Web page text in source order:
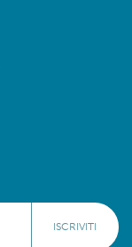
ISCRIVITI